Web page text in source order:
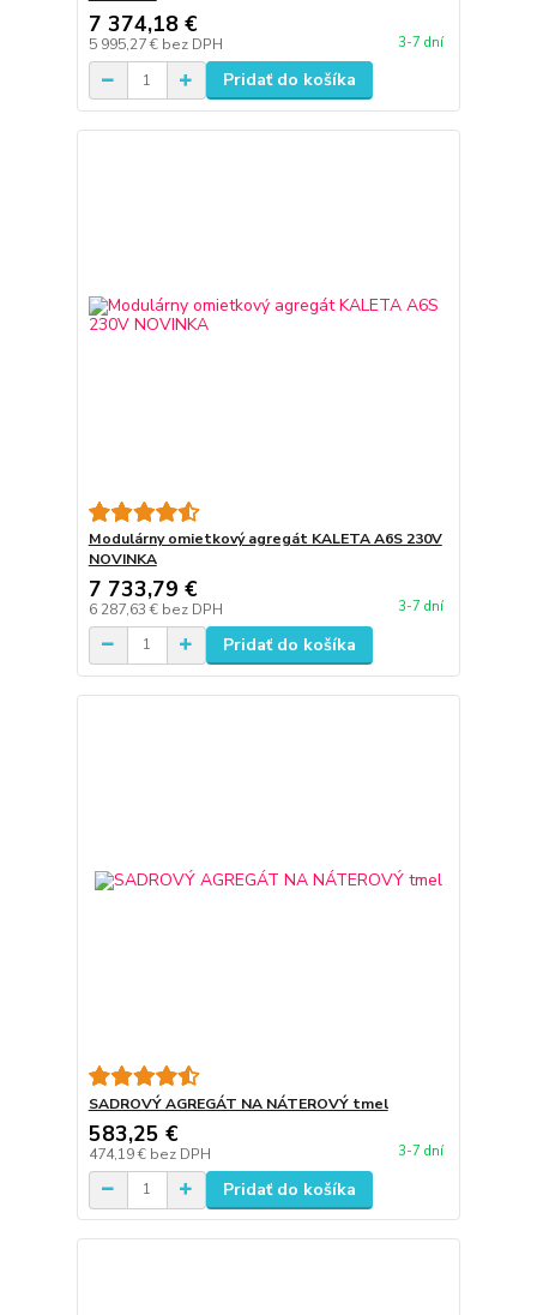
7 374,18 €
5 995,27 € bez DPH 3-7 dní
Pridať do košíka
Modulárny omietkový agregát KALETA A6S 230V
NOVINKA
7 733,79 €
6 287,63 € bez DPH 3-7 dní
Pridať do košíka
SADROVÝ AGREGÁT NA NÁTEROVÝ tmel
583,25 €
474,19 € bez DPH 3-7 dní
Pridať do košíka